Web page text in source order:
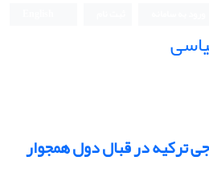
ترکیه در قبال دول همجوار